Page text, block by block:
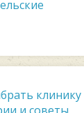
клинику